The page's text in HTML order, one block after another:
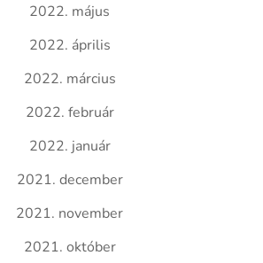
2022. május
2022. április
2022. március
2022. február
2022. január
2021. december
2021. november
2021. október